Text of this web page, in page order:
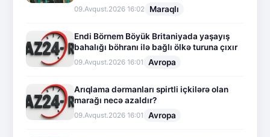
09.Avqust.2026 16:02 Maraqlı
Endi Börnem Böyük Britaniyada yaşayış
bahalığı böhranı ilə bağlı ölkə turuna çıxır
09.Avqust.2026 16:01 Avropa
Arıqlama dərmanları spirtli içkilərə olan
marağı necə azaldır?
09.Avqust.2026 16:01 Avropa